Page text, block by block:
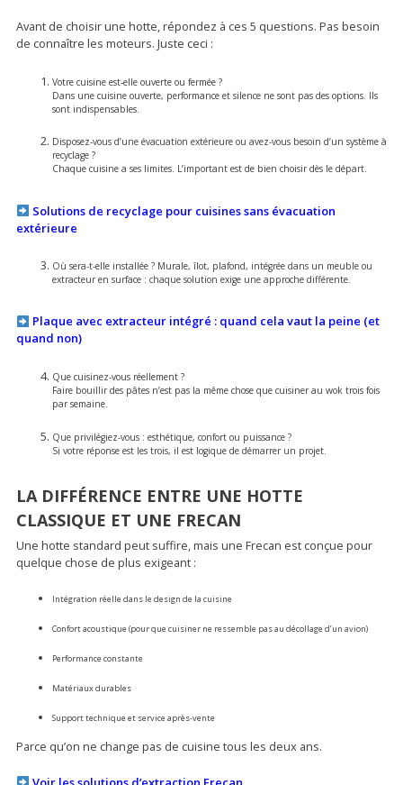
Avant de choisir une hotte, répondez à ces 5 questions. Pas besoin
de connaître les moteurs. Juste ceci :
Votre cuisine est-elle ouverte ou fermée ?
Dans une cuisine ouverte, performance et silence ne sont pas des options. Ils
sont indispensables.
Disposez-vous d’une évacuation extérieure ou avez-vous besoin d’un système à
recyclage ?
Chaque cuisine a ses limites. L’important est de bien choisir dès le départ.
Solutions de recyclage pour cuisines sans évacuation
extérieure
Où sera-t-elle installée ? Murale, îlot, plafond, intégrée dans un meuble ou
extracteur en surface : chaque solution exige une approche différente.
Plaque avec extracteur intégré : quand cela vaut la peine (et
quand non)
Que cuisinez-vous réellement ?
Faire bouillir des pâtes n’est pas la même chose que cuisiner au wok trois fois
par semaine.
Que privilégiez-vous : esthétique, confort ou puissance ?
Si votre réponse est les trois, il est logique de démarrer un projet.
LA DIFFÉRENCE ENTRE UNE HOTTE
CLASSIQUE ET UNE FRECAN
Une hotte standard peut suffire, mais une Frecan est conçue pour
quelque chose de plus exigeant :
Intégration réelle dans le design de la cuisine
Confort acoustique (pour que cuisiner ne ressemble pas au décollage d’un avion)
Performance constante
Matériaux durables
Support technique et service après-vente
Parce qu’on ne change pas de cuisine tous les deux ans.